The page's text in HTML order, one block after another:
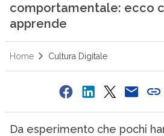
comportamentale: ecco
apprende
Home Cultura Digitale
Da esperimento che pochi